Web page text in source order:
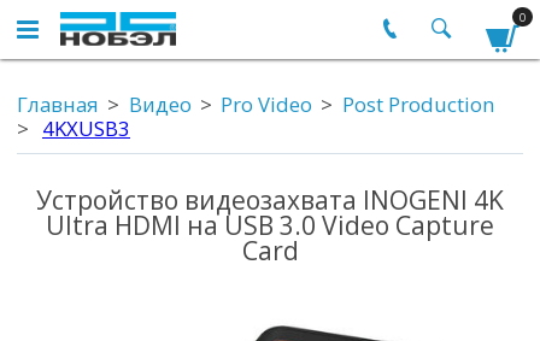
0
Главная Видео Pro Video
Post Production
4KXUSB3
Устройство видеозахвата INOGENI 4K
Ultra HDMI на USB 3.0 Video Capture
Card